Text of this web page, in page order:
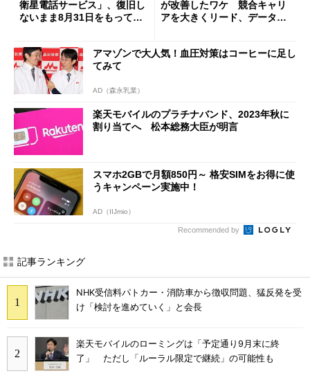
衛星電話サービス」、復旧し
ないまま8月31日をもって終
が改善したワケ 競合キャリ
アを大きくリード、データ通
アマゾンで大人気！血圧対策はコーヒーに足し
てみて
AD（森永乳業）
楽天モバイルのプラチナバンド、2023年秋に
割り当てへ 松本総務大臣が明言
スマホ2GBで月額850円～ 格安SIMをお得に使
うキャンペーン実施中！
AD（IIJmio）
Recommended by
記事ランキング
NHK受信料パトカー・消防車から徴収問題、猛反発を受
け「検討を進めていく」と会長
楽天モバイルのローミングは「予定通り9月末に終
了」 ただし「ルーラル限定で継続」の可能性も